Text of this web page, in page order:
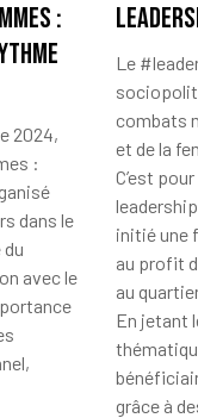
:
2024,
:
dans le
avec le
Le
combats
et de la
C’est
initié une
au profit
au
En jetant
grâce à